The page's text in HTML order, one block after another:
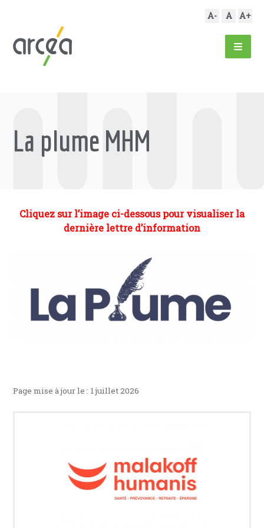
A- A A+
La plume MHM
Cliquez sur l’image ci-dessous pour visualiser la
dernière lettre d’information
Page mise à jour le : 1 juillet 2026